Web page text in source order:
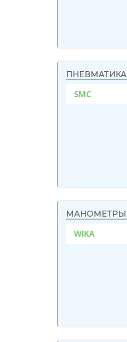
ПНЕВМАТИКА
SMC
МАНОМЕТРЫ
WIKA